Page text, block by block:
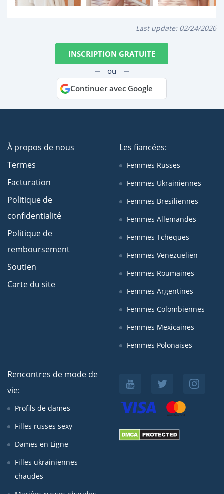
Last update: 02/24/2026
INSCRIPTION GRATUITE
ou
Continuer avec Google
À propos de nous
Termes
Facturation
Politique de
confidentialité
Politique de
remboursement
Soutien
Carte du site
Les fiancées:
Femmes Russes
Femmes Ukrainiennes
Femmes Bresiliennes
Femmes Allemandes
Femmes Tcheques
Femmes Venezuelien
Femmes Roumaines
Femmes Argentines
Femmes Colombiennes
Femmes Mexicaines
Femmes Polonaises
Rencontres de mode de
vie:
Profils de dames
Filles russes sexy
Dames en Ligne
Filles ukrainiennes
chaudes